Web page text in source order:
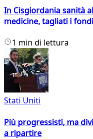
In Cisgiordania sanità
medicine, tagliati i
1 min di lettura
Stati Uniti
Più progressisti, ma
a ripartire